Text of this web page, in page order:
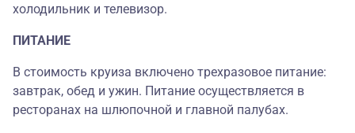
холодильник и телевизор.
ПИТАНИЕ
В стоимость круиза включено трехразовое питание:
завтрак, обед и ужин. Питание осуществляется в
ресторанах на шлюпочной и главной палубах.